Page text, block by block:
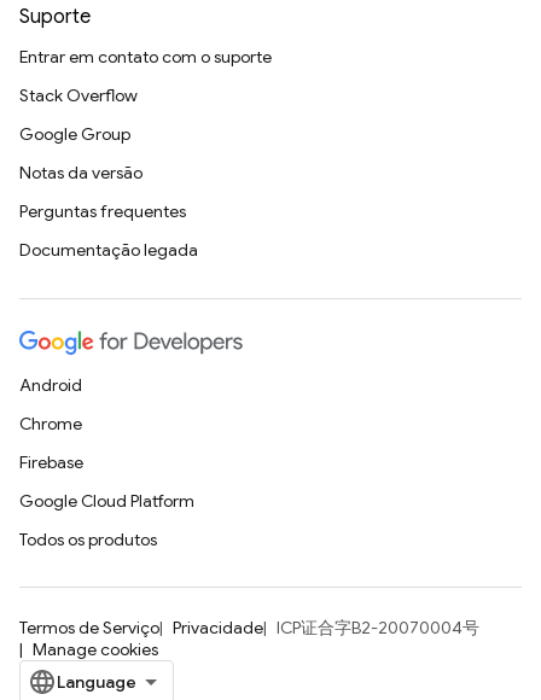
Suporte
Entrar em contato com o suporte
Stack Overflow
Google Group
Notas da versão
Perguntas frequentes
Documentação legada
Android
Chrome
Firebase
Google Cloud Platform
Todos os produtos
Termos de Serviço Privacidade
ICP证合字B2-20070004号
Manage cookies